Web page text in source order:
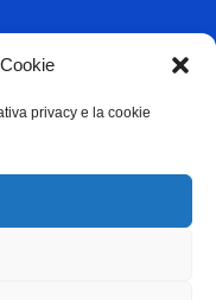
privacy e la cookie